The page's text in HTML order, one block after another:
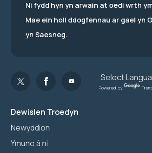
Dewislen Troedyn
Newyddion
Ymuno â ni
Ni fydd hyn yn arwain at oedi wrth
Mae ein holl ddogfennau ar gael yn
yn Saesneg.
Powered by